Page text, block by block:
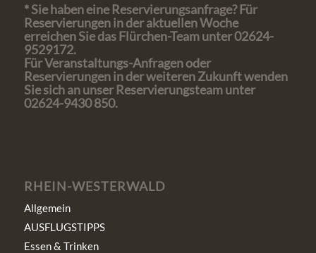
* Sie haben eine Reservierungsanfrage? Für
Reservierungen in der aktuellen Woche
erreichen Sie das Flürchen-Team unter 02624-
9529172.
Für Veranstaltungs-Anfragen oder
Reservierungen in der weiteren Zukunft wenden
Sie sich an unser Reservierungsteam unter
02624-9430 850.
RHEIN-WESTERWALD
Allgemein
AUSFLUGSTIPPS
Essen & Trinken